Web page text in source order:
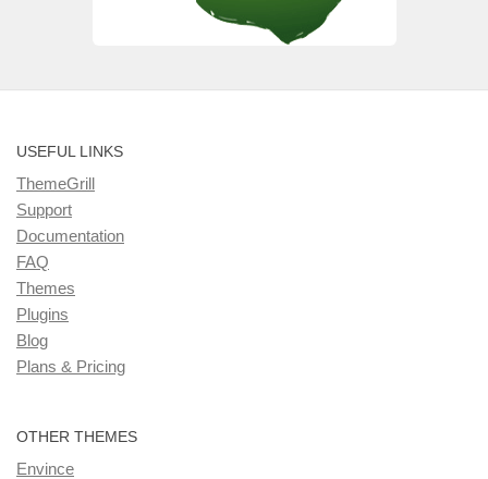
USEFUL LINKS
ThemeGrill
Support
Documentation
FAQ
Themes
Plugins
Blog
Plans & Pricing
OTHER THEMES
Envince